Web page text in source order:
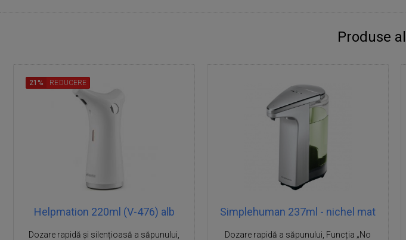
Produse
Helpmation 220ml (V-476) alb
Dozare rapidă și silențioasă a săpunului,
21% REDUCERE
Simplehuman 237ml - nichel mat
Dozare rapidă a săpunului, Funcția „No